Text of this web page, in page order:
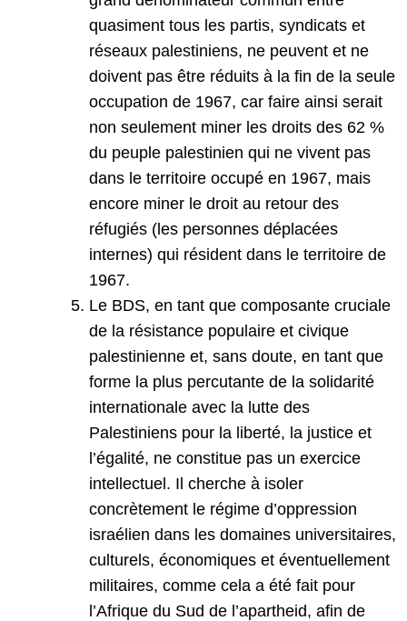
quasiment tous les partis, syndicats et
réseaux palestiniens, ne peuvent et ne
doivent pas être réduits à la fin de la seule
occupation de 1967, car faire ainsi serait
non seulement miner les droits des 62 %
du peuple palestinien qui ne vivent pas
dans le territoire occupé en 1967, mais
encore miner le droit au retour des
réfugiés (les personnes déplacées
internes) qui résident dans le territoire de
1967.
Le BDS, en tant que composante cruciale
de la résistance populaire et civique
palestinienne et, sans doute, en tant que
forme la plus percutante de la solidarité
internationale avec la lutte des
Palestiniens pour la liberté, la justice et
l’égalité, ne constitue pas un exercice
intellectuel. Il cherche à isoler
concrètement le régime d’oppression
israélien dans les domaines universitaires,
culturels, économiques et éventuellement
militaires, comme cela a été fait pour
l’Afrique du Sud de l’apartheid, afin de